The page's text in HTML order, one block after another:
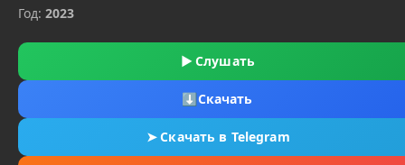
Год: 2023
▶ Слушать
⬇Скачать
➤Скачать в Telegram